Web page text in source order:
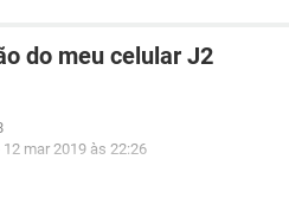
do meu celular J2
12 mar 2019 às 22:26